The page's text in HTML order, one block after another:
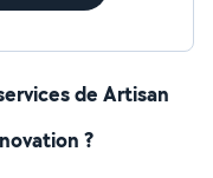
de Artisan
?